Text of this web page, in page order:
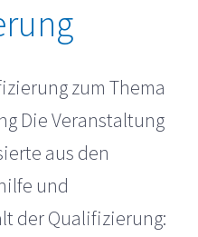
zum Thema
Die Veranstaltung
aus den
und
der Qualifizierung: